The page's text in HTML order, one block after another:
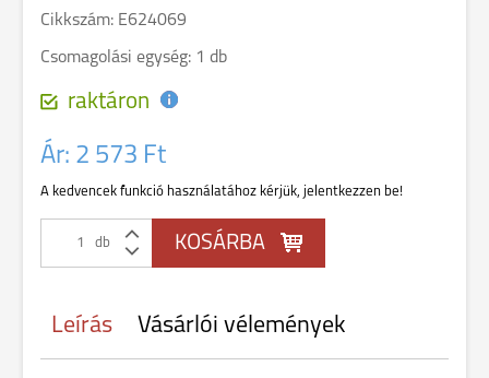
Cikkszám: E624069
Csomagolási egység: 1 db
raktáron
Ár: 2 573 Ft
A kedvencek funkció használatához kérjük, jelentkezzen be!
db
Leírás Vásárlói vélemények